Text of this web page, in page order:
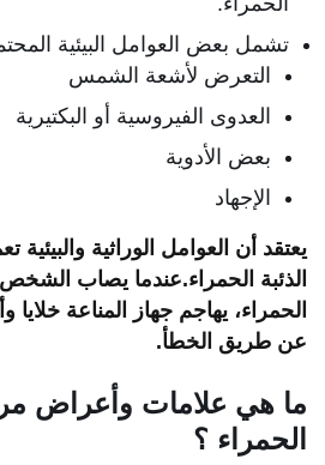
تشمل بعض العوامل البيئية
التعرض لأشعة الشمس
العدوى الفيروسية أو البكتيرية
بعض الأدوية
الإجهاد
يعتقد أن العوامل الوراثية
الذئبة الحمراء.عندما يصاب
الحمراء، يهاجم جهاز المناعة
عن طريق الخطأ.
ما هي علامات وأعراض
الحمراء ؟